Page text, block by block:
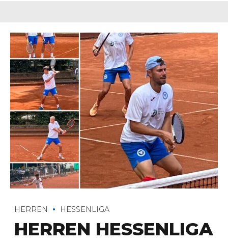
HERREN HESSENLIGA
HERREN HESSENLIGA